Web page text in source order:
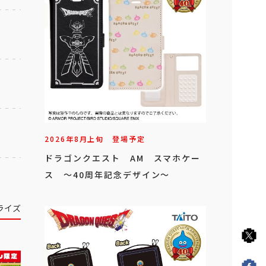
イズ
2026年8月上旬 登場予定
ドラゴンクエスト AM スマホケー
ス ～40周年記念デザイン～